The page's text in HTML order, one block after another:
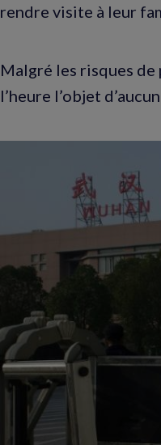
rendre visite à leur
Malgré les risques
l’heure l’objet